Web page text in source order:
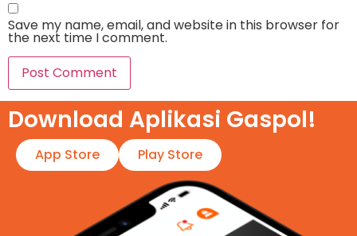
Save my name, email, and website in this browser for
the next time I comment.
Download Aplikasi Gaspol!​
App Store Play Store